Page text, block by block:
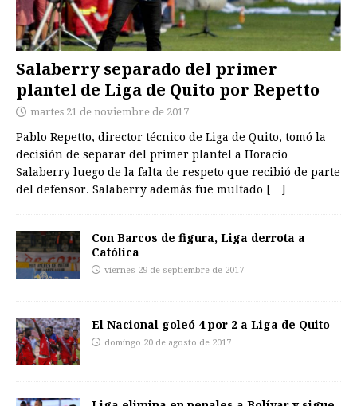
Salaberry separado del primer
plantel de Liga de Quito por Repetto
martes 21 de noviembre de 2017
Pablo Repetto, director técnico de Liga de Quito, tomó la
decisión de separar del primer plantel a Horacio
Salaberry luego de la falta de respeto que recibió de parte
del defensor. Salaberry además fue multado […]
Con Barcos de figura, Liga derrota a
Católica
viernes 29 de septiembre de 2017
El Nacional goleó 4 por 2 a Liga de Quito
domingo 20 de agosto de 2017